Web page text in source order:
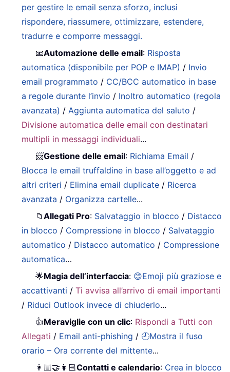
per gestire le email senza sforzo, inclusi
rispondere, riassumere, ottimizzare, estendere,
tradurre e comporre messaggi.
📧Automazione delle email: Risposta
automatica (disponibile per POP e IMAP) / Invio
email programmato / CC/BCC automatico in base
a regole durante l’invio / Inoltro automatico (regola
avanzata) / Aggiunta automatica del saluto /
Divisione automatica delle email con destinatari
multipli in messaggi individuali...
📨Gestione delle email: Richiama Email /
Blocca le email truffaldine in base all’oggetto e ad
altri criteri / Elimina email duplicate / Ricerca
avanzata / Organizza cartelle...
📁Allegati Pro: Salvataggio in blocco / Distacco
in blocco / Compressione in blocco / Salvataggio
automatico / Distacco automatico / Compressione
automatica…
🌟Magia dell’interfaccia: 😊Emoji più graziose e
accattivanti /Ti avvisa all’arrivo di email importanti
/ Riduci Outlook invece di chiuderlo...
👍Meraviglie con un clic: Rispondi a Tutti con
Allegati / Email anti-phishing / 🕘Mostra il fuso
orario – Ora corrente del mittente...
👩🏼‍🤝‍👩🏻Contatti e calendario: Crea in blocco